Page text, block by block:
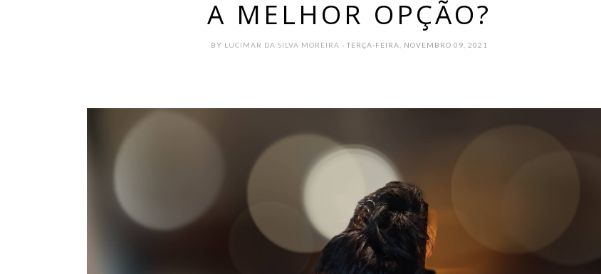
A MELHOR OPÇÃO?
BY LUCIMAR DA SILVA MOREIRA - TERÇA-FEIRA, NOVEMBRO 09, 2021